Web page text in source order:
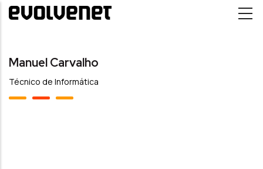
Passar para o conteúdo principal
Manuel Carvalho
Técnico de Informática